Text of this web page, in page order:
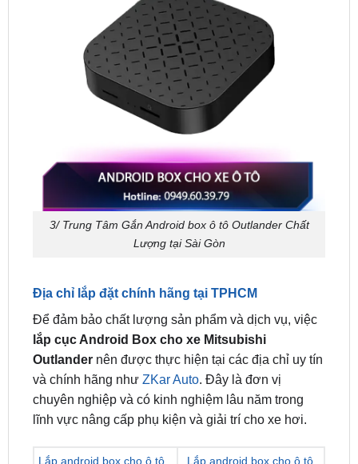
3/ Trung Tâm Gắn Android box ô tô Outlander Chất
Lượng tại Sài Gòn
Địa chỉ lắp đặt chính hãng tại TPHCM
lắp cục Android Box cho xe Mitsubishi
Outlandernên được thực hiện tại các địa chỉ uy tín
và chính hãng nhưZKar Auto. Đây là đơn vị
chuyên nghiệp và có kinh nghiệm lâu năm trong
lĩnh vực nâng cấp phụ kiện và giải trí cho xe hơi.
Lắp android box cho ô tô
Lắp android box cho ô tô
Lắp android box cho ô tô Lắp android box cho ô tô